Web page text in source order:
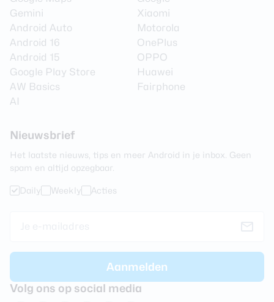
Gemini
Android Auto
Android 16
Android 15
Google Play Store
AW Basics
AI
Xiaomi
Motorola
OnePlus
OPPO
Huawei
Fairphone
Nieuwsbrief
Het laatste nieuws, tips en meer Android in je inbox. Geen
spam en altijd opzegbaar.
Daily Weekly Acties
Volg ons op social media